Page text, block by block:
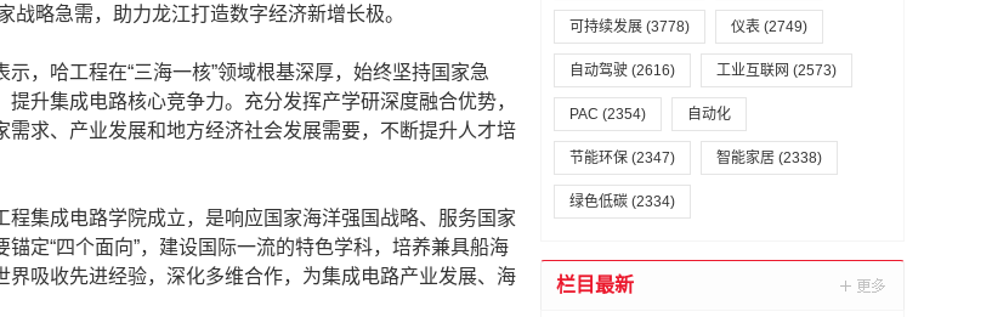
战略急需，助力龙江打造数字经济新增长极。
哈工程在“三海一核”领域根基深厚，始终坚持国家急
升集成电路核心竞争力。充分发挥产学研深度融合优势，
求、产业发展和地方经济社会发展需要，不断提升人才培
集成电路学院成立，是响应国家海洋强国战略、服务国家
定“四个面向”，建设国际一流的特色学科，培养兼具船海
吸收先进经验，深化多维合作，为集成电路产业发展、海
可持续发展 (3778) 仪表 (2749)
自动驾驶 (2616) 工业互联网 (2573)
PAC (2354) 自动化
节能环保 (2347) 智能家居 (2338)
绿色低碳 (2334)
栏目最新